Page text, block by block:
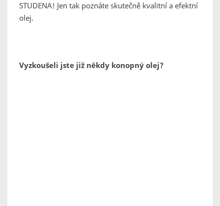
STUDENA! Jen tak poznáte skutečně kvalitní a efektní
olej.
Vyzkoušeli jste již někdy konopný olej?